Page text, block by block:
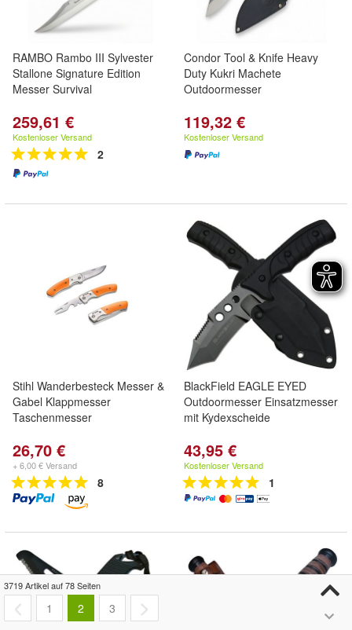
RAMBO Rambo III Sylvester
Stallone Signature Edition
Messer Survival
259,61 €
Kostenloser Versand
2
Condor Tool & Knife Heavy
Duty Kukri Machete
Outdoormesser
119,32 €
Kostenloser Versand
Stihl Wanderbesteck Messer &
Gabel Klappmesser
Taschenmesser
26,70 €
+ 6,00 € Versand
8
BlackField EAGLE EYED
Outdoormesser Einsatzmesser
mit Kydexscheide
43,95 €
Kostenloser Versand
1
3719 Artikel auf 78 Seiten
1 2 3